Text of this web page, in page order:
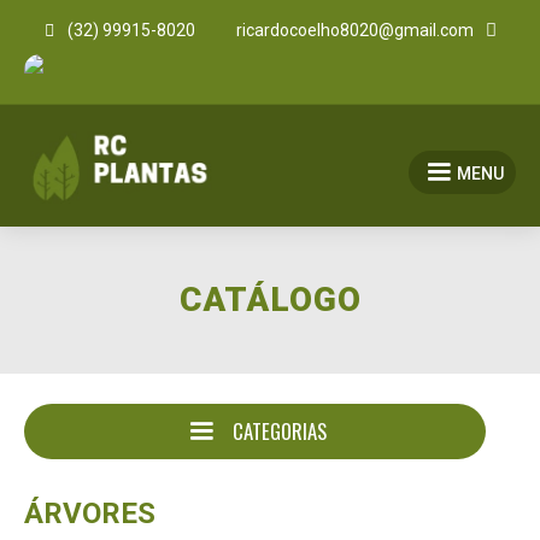
 (32) 99915-8020 ricardocoelho8020@gmail.com 
MENU
CATÁLOGO
CATEGORIAS
ÁRVORES